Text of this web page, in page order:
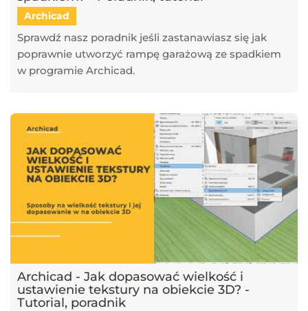
Archicad
Sprawdź nasz poradnik jeśli zastanawiasz się jak
poprawnie utworzyć rampę garażową ze spadkiem
w programie Archicad.
Archicad - Jak dopasować wielkość i
ustawienie tekstury na obiekcie 3D? -
Tutorial, poradnik